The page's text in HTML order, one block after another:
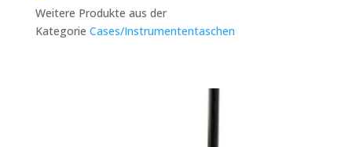
Weitere Produkte aus der
Kategorie Cases/Instrumententaschen